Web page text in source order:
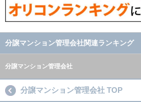
分譲マンション管理会社関連ランキング
分譲マンション管理会社
分譲マンション管理会社 TOP